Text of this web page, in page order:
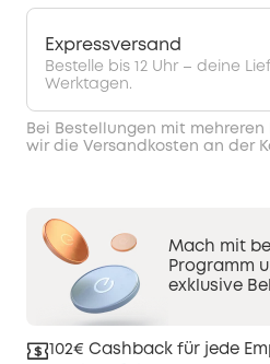
Expressversand
Bestelle bis 12 Uhr – deine
Werktagen.
Bei Bestellungen mit
wir die Versandkosten an der
Mach mit
Programm
exklusive
102€ Cashback für jede